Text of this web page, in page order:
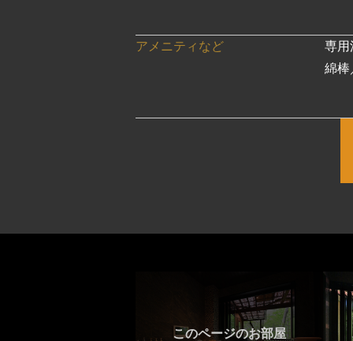
アメニティなど
専用
綿棒
このページのお部屋